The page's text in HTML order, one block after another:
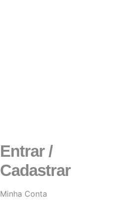
Entrar /
Cadastrar
Minha Conta